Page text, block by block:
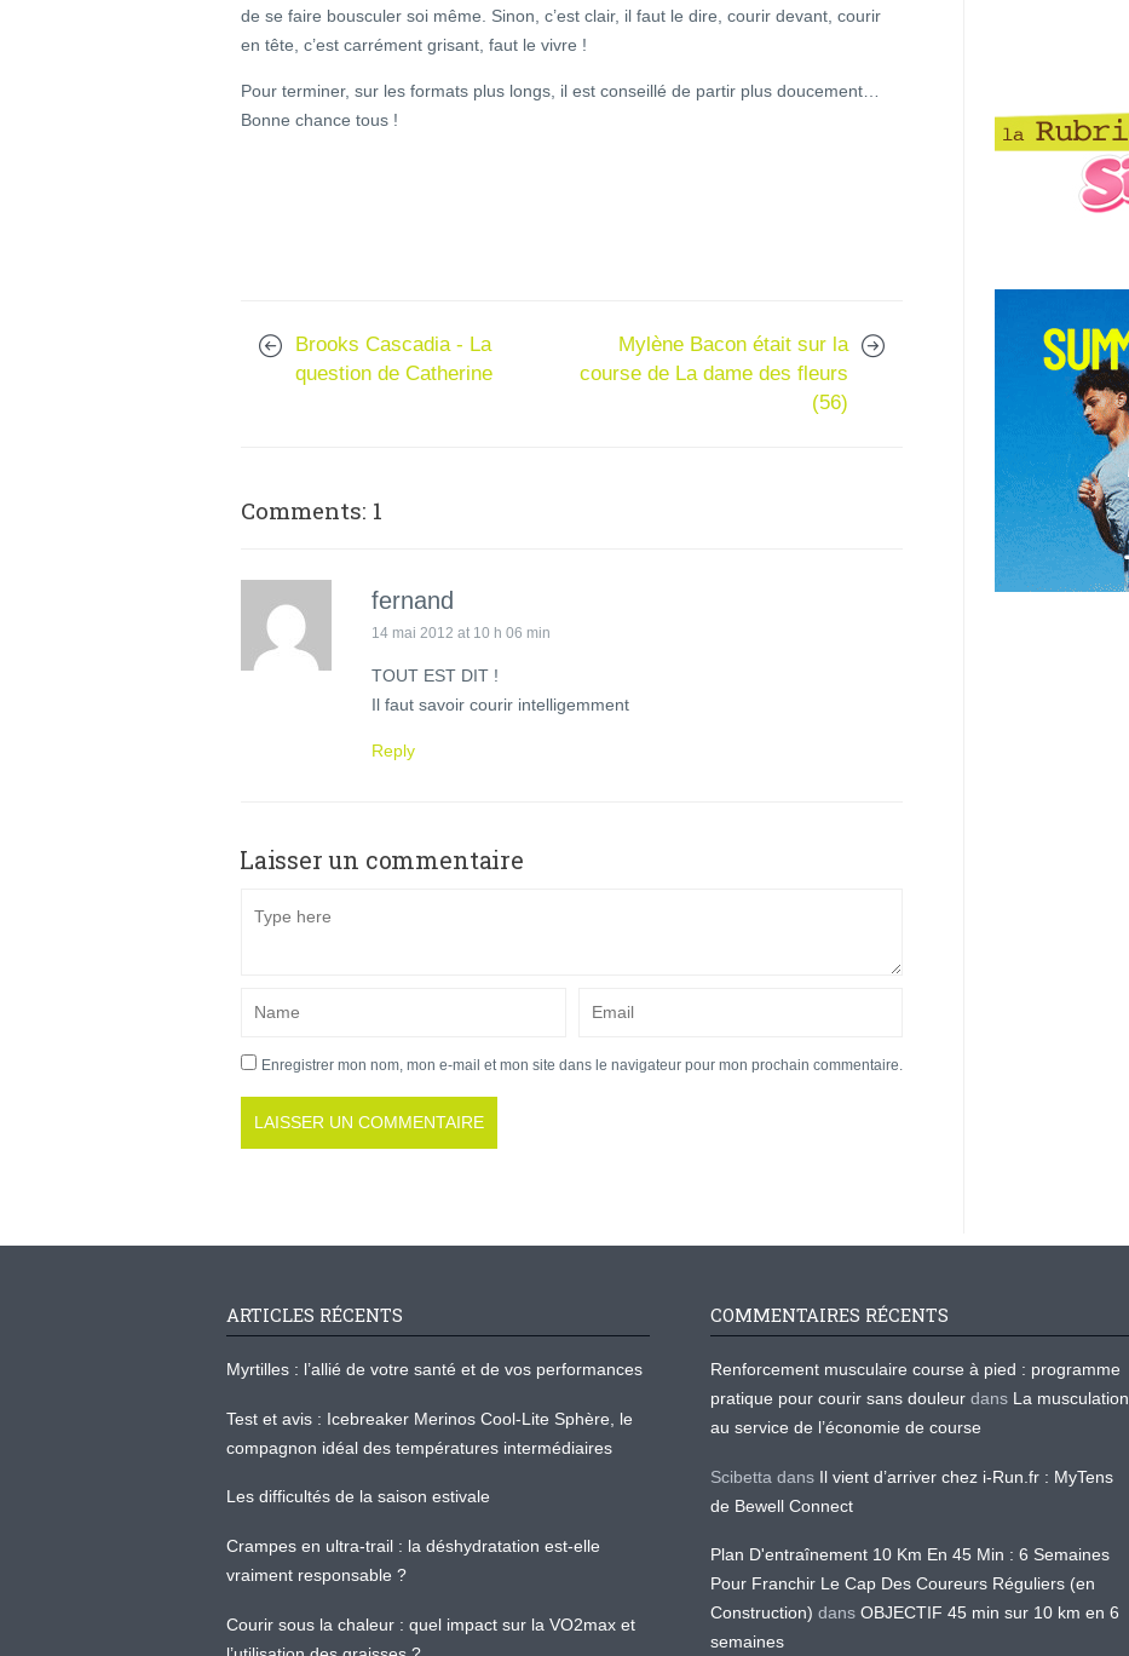
de se faire bousculer soi même. Sinon, c’est clair, il faut le dire, courir devant, courir
en tête, c’est carrément grisant, faut le vivre !
Pour terminer, sur les formats plus longs, il est conseillé de partir plus doucement…
Bonne chance tous !
Brooks Cascadia - La
question de Catherine
Mylène Bacon était sur la
course de La dame des fleurs
(56)
Comments: 1
fernand
14 mai 2012 at 10 h 06 min
TOUT EST DIT !
Il faut savoir courir intelligemment
Reply
Laisser un commentaire
Enregistrer mon nom, mon e-mail et mon site dans le navigateur pour mon prochain commentaire.
ARTICLES RÉCENTS
Myrtilles : l’allié de votre santé et de vos performances
Test et avis : Icebreaker Merinos Cool-Lite Sphère, le
compagnon idéal des températures intermédiaires
Les difficultés de la saison estivale
Crampes en ultra-trail : la déshydratation est-elle
vraiment responsable ?
Courir sous la chaleur : quel impact sur la VO2max et
COMMENTAIRES RÉCENTS
Renforcement musculaire course à pied : programme
pratique pour courir sans douleur dans La musculation
au service de l’économie de course
Scibetta dans Il vient d’arriver chez i-Run.fr : MyTens
de Bewell Connect
Plan D'entraînement 10 Km En 45 Min : 6 Semaines
Pour Franchir Le Cap Des Coureurs Réguliers (en
Construction) dans OBJECTIF 45 min sur 10 km en 6
semaines